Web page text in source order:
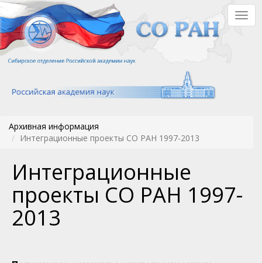
Перейти
к
основному
содержанию
Архивная информация
Интеграционные проекты СО РАН 1997-2013
Интеграционные
проекты СО РАН 1997-
2013